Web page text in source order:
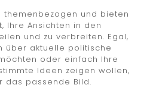
themenbezogen und bieten
Ihre Ansichten in den
und zu verbreiten. Egal,
über aktuelle politische
oder einfach Ihre
Ideen zeigen wollen,
das passende Bild.